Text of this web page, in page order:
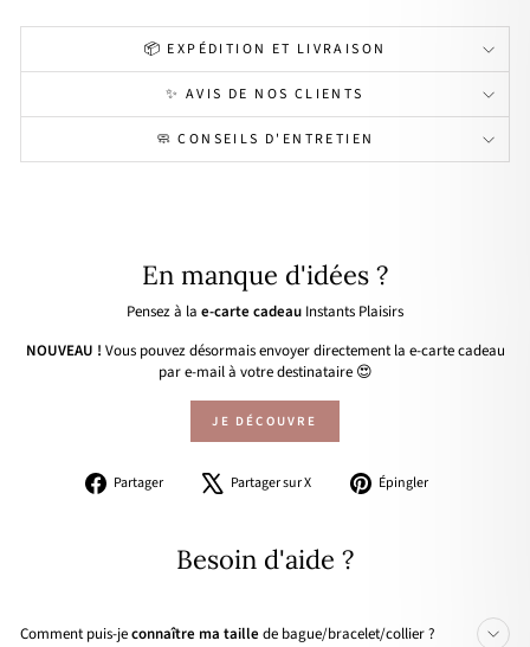
📦 EXPÉDITION ET LIVRAISON
✨ AVIS DE NOS CLIENTS
🧼 CONSEILS D'ENTRETIEN
En manque d'idées ?
Pensez à la e-carte cadeau Instants Plaisirs
NOUVEAU ! Vous pouvez désormais envoyer directement la e-carte cadeau
par e-mail à votre destinataire 😍
JE DÉCOUVRE
Partager
PartagerPartager sur X
Tweeter Épingler
Besoin d'aide ?
Comment puis-jeconnaître ma taille de bague/bracelet/collier ?